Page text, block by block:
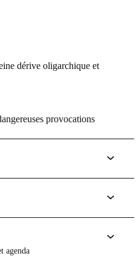
dérive oligarchique et
provocations
agenda